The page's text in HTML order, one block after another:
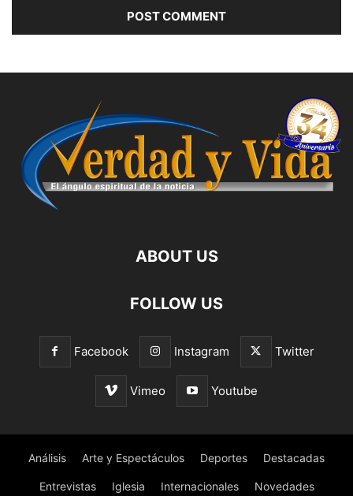
ABOUT US
FOLLOW US
Facebook Instagram Twitter
Vimeo Youtube
Análisis Arte y Espectáculos Deportes Destacadas
Entrevistas Iglesia Internacionales Novedades